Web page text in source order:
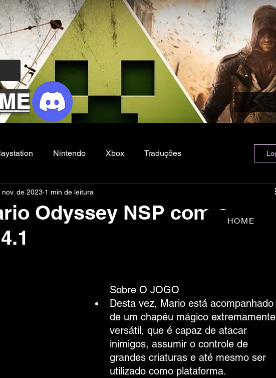
Nintendo Xbox Traduções
Filmes e Series Noticias
Odyssey NSP com o
nov. de 2023 1 min de leitura
5 estrelas.
Sobre O JOGO
Desta vez, Mario está acompanhado
de um chapéu mágico extremamente
versátil, que é capaz de atacar
inimigos, assumir o controle de
grandes criaturas e até mesmo ser
utilizado como plataforma.
HOME